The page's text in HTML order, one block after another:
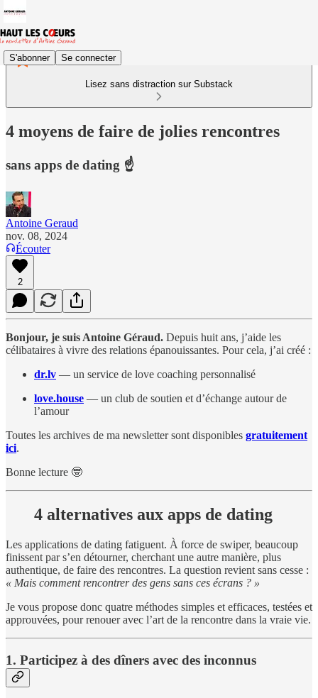
S'abonner Se connecter
Lisez sans distraction sur Substack
4 moyens de faire de jolies rencontres
sans apps de dating ☝️
Antoine Geraud
nov. 08, 2024
Écouter
2
Bonjour, je suis Antoine Géraud. Depuis huit ans, j’aide les
célibataires à vivre des relations épanouissantes. Pour cela, j’ai créé :
dr.lv — un service de love coaching personnalisé
love.house — un club de soutien et d’échange autour de
l’amour
Toutes les archives de ma newsletter sont disponibles gratuitement
ici.
Bonne lecture 🤓
4 alternatives aux apps de dating
Les applications de dating fatiguent. À force de swiper, beaucoup
finissent par s’en détourner, cherchant une autre manière, plus
authentique, de faire des rencontres. La question revient sans cesse :
« Mais comment rencontrer des gens sans ces écrans ? »
Je vous propose donc quatre méthodes simples et efficaces, testées et
approuvées, pour renouer avec l’art de la rencontre dans la vraie vie.
1. Participez à des dîners avec des inconnus